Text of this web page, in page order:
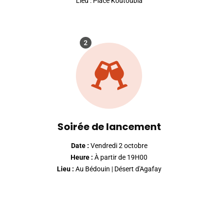
2
Soirée de lancement
Date : Vendredi 2 octobre
Heure : À partir de 19H00
Lieu : Au Bédouin | Désert d'Agafay